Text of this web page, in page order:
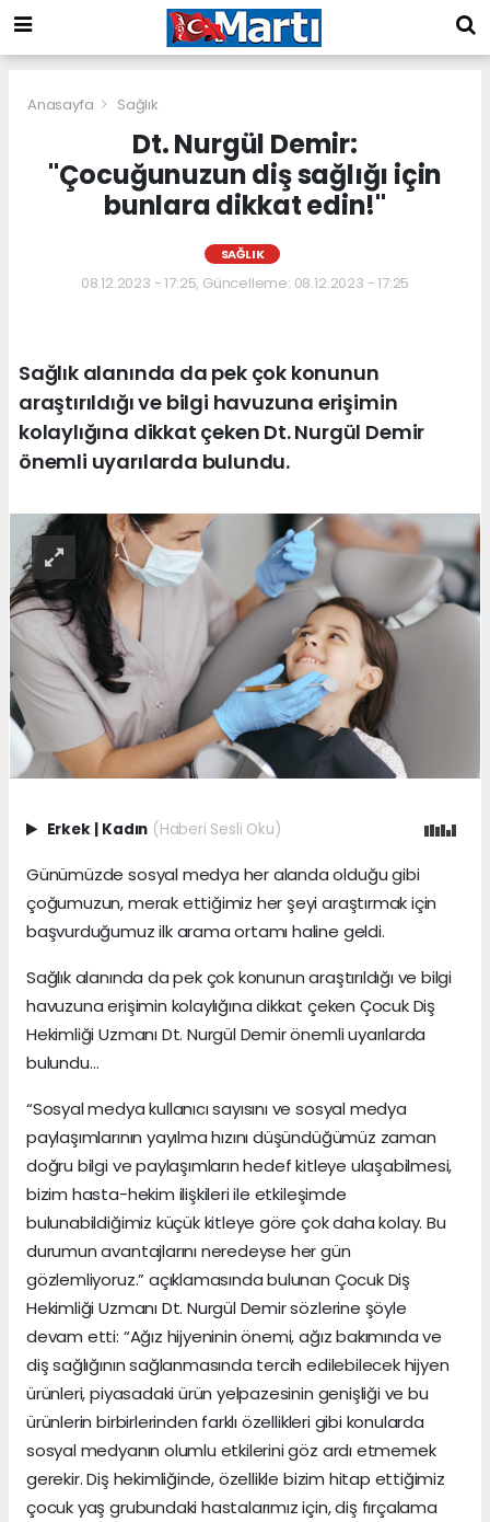
Anasayfa Sağlık
Dt. Nurgül Demir:
"Çocuğunuzun diş sağlığı için
bunlara dikkat edin!"
SAĞLIK
08.12.2023 - 17:25, Güncelleme: 08.12.2023 - 17:25
Sağlık alanında da pek çok konunun
araştırıldığı ve bilgi havuzuna erişimin
kolaylığına dikkat çeken Dt. Nurgül Demir
önemli uyarılarda bulundu.
Erkek | Kadın (Haberi Sesli Oku)
Günümüzde sosyal medya her alanda olduğu gibi
çoğumuzun, merak ettiğimiz her şeyi araştırmak için
başvurduğumuz ilk arama ortamı haline geldi.
Sağlık alanında da pek çok konunun araştırıldığı ve bilgi
havuzuna erişimin kolaylığına dikkat çeken Çocuk Diş
Hekimliği Uzmanı Dt. Nurgül Demir önemli uyarılarda
bulundu…
“Sosyal medya kullanıcı sayısını ve sosyal medya
paylaşımlarının yayılma hızını düşündüğümüz zaman
doğru bilgi ve paylaşımların hedef kitleye ulaşabilmesi,
bizim hasta-hekim ilişkileri ile etkileşimde
bulunabildiğimiz küçük kitleye göre çok daha kolay. Bu
durumun avantajlarını neredeyse her gün
gözlemliyoruz.” açıklamasında bulunan Çocuk Diş
Hekimliği Uzmanı Dt. Nurgül Demir sözlerine şöyle
devam etti: “Ağız hijyeninin önemi, ağız bakımında ve
diş sağlığının sağlanmasında tercih edilebilecek hijyen
ürünleri, piyasadaki ürün yelpazesinin genişliği ve bu
ürünlerin birbirlerinden farklı özellikleri gibi konularda
sosyal medyanın olumlu etkilerini göz ardı etmemek
gerekir. Diş hekimliğinde, özellikle bizim hitap ettiğimiz
çocuk yaş grubundaki hastalarımız için, diş fırçalama